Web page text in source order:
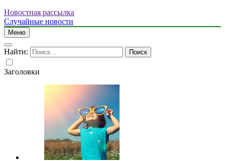
Новостная рассылка
Случайные новости
Меню
Найти:
Заголовки